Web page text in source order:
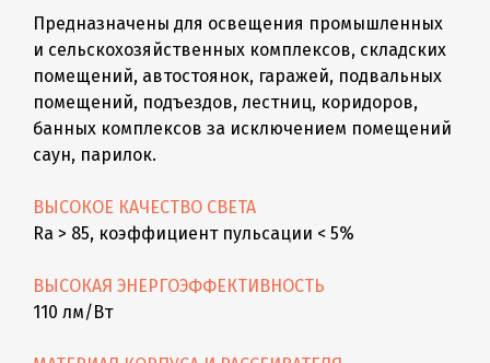
Предназначены для освещения промышленных
и сельскохозяйственных комплексов, складских
помещений, автостоянок, гаражей, подвальных
помещений, подъездов, лестниц, коридоров,
банных комплексов за исключением помещений
саун, парилок.
ВЫСОКОЕ КАЧЕСТВО СВЕТА
Ra > 85, коэффициент пульсации < 5%
ВЫСОКАЯ ЭНЕРГОЭФФЕКТИВНОСТЬ
110 лм/Вт